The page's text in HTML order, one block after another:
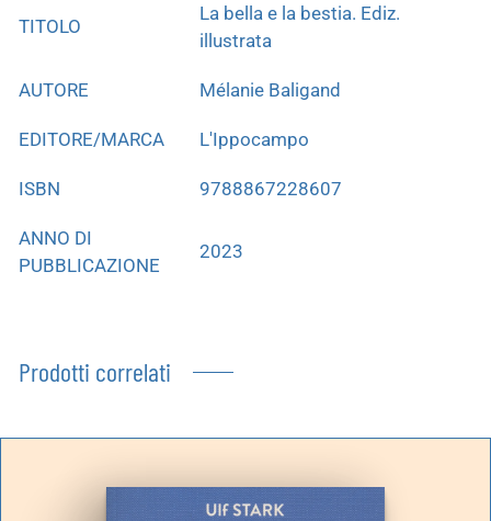
TITOLO
La bella e la bestia. Ediz.
illustrata
AUTORE Mélanie Baligand
EDITORE/MARCA L'Ippocampo
ISBN 9788867228607
ANNO DI
PUBBLICAZIONE
2023
Prodotti correlati